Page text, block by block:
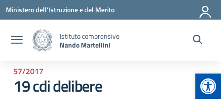
Vai ai contenuti
Vai al menu di navigazione
Vai al footer
Ministero dell'Istruzione e del Merito
Istituto comprensivo
Nando Martellini
57/2017
19 cdi delibere